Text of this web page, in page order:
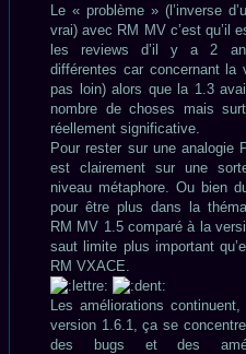
Le « problème » (l’inverse
vrai) avec RM MV c’est qu’il
les reviews d’il y a 2
différentes car concernant la
pas loin) alors que la 1.3
nombre de choses mais
réellement significative.
Pour rester sur une analogie
est clairement sur une
niveau métaphore. Ou bien
pour être plus dans la
RM MV 1.5 comparé à la
saut limite plus important
RM VXACE.
Les améliorations
version 1.6.1, ça se
des bugs et des